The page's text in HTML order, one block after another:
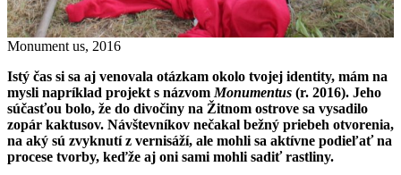
Monument us, 2016
Istý čas si sa aj venovala otázkam okolo tvojej identity, mám na
mysli napríklad projekt s názvom Monumentus (r. 2016). Jeho
súčasťou bolo, že do divočiny na Žitnom ostrove sa vysadilo
zopár kaktusov. Návštevníkov nečakal bežný priebeh otvorenia,
na aký sú zvyknutí z vernisáží, ale mohli sa aktívne podieľať na
procese tvorby, keďže aj oni sami mohli sadiť rastliny.